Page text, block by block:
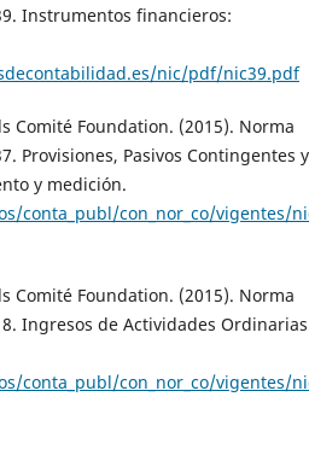
Instrumentos financieros:
nic/pdf/nic39.pdf
Foundation. (2015). Norma
Provisiones, Pasivos Contingentes y
y medición.
conta_publ/con_nor_co/vigentes/
Foundation. (2015). Norma
Ingresos de Actividades
conta_publ/con_nor_co/vigentes/